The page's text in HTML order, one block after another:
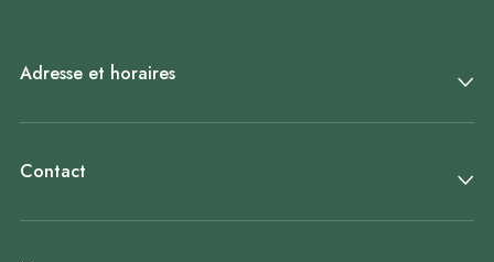
Adresse et horaires
Contact